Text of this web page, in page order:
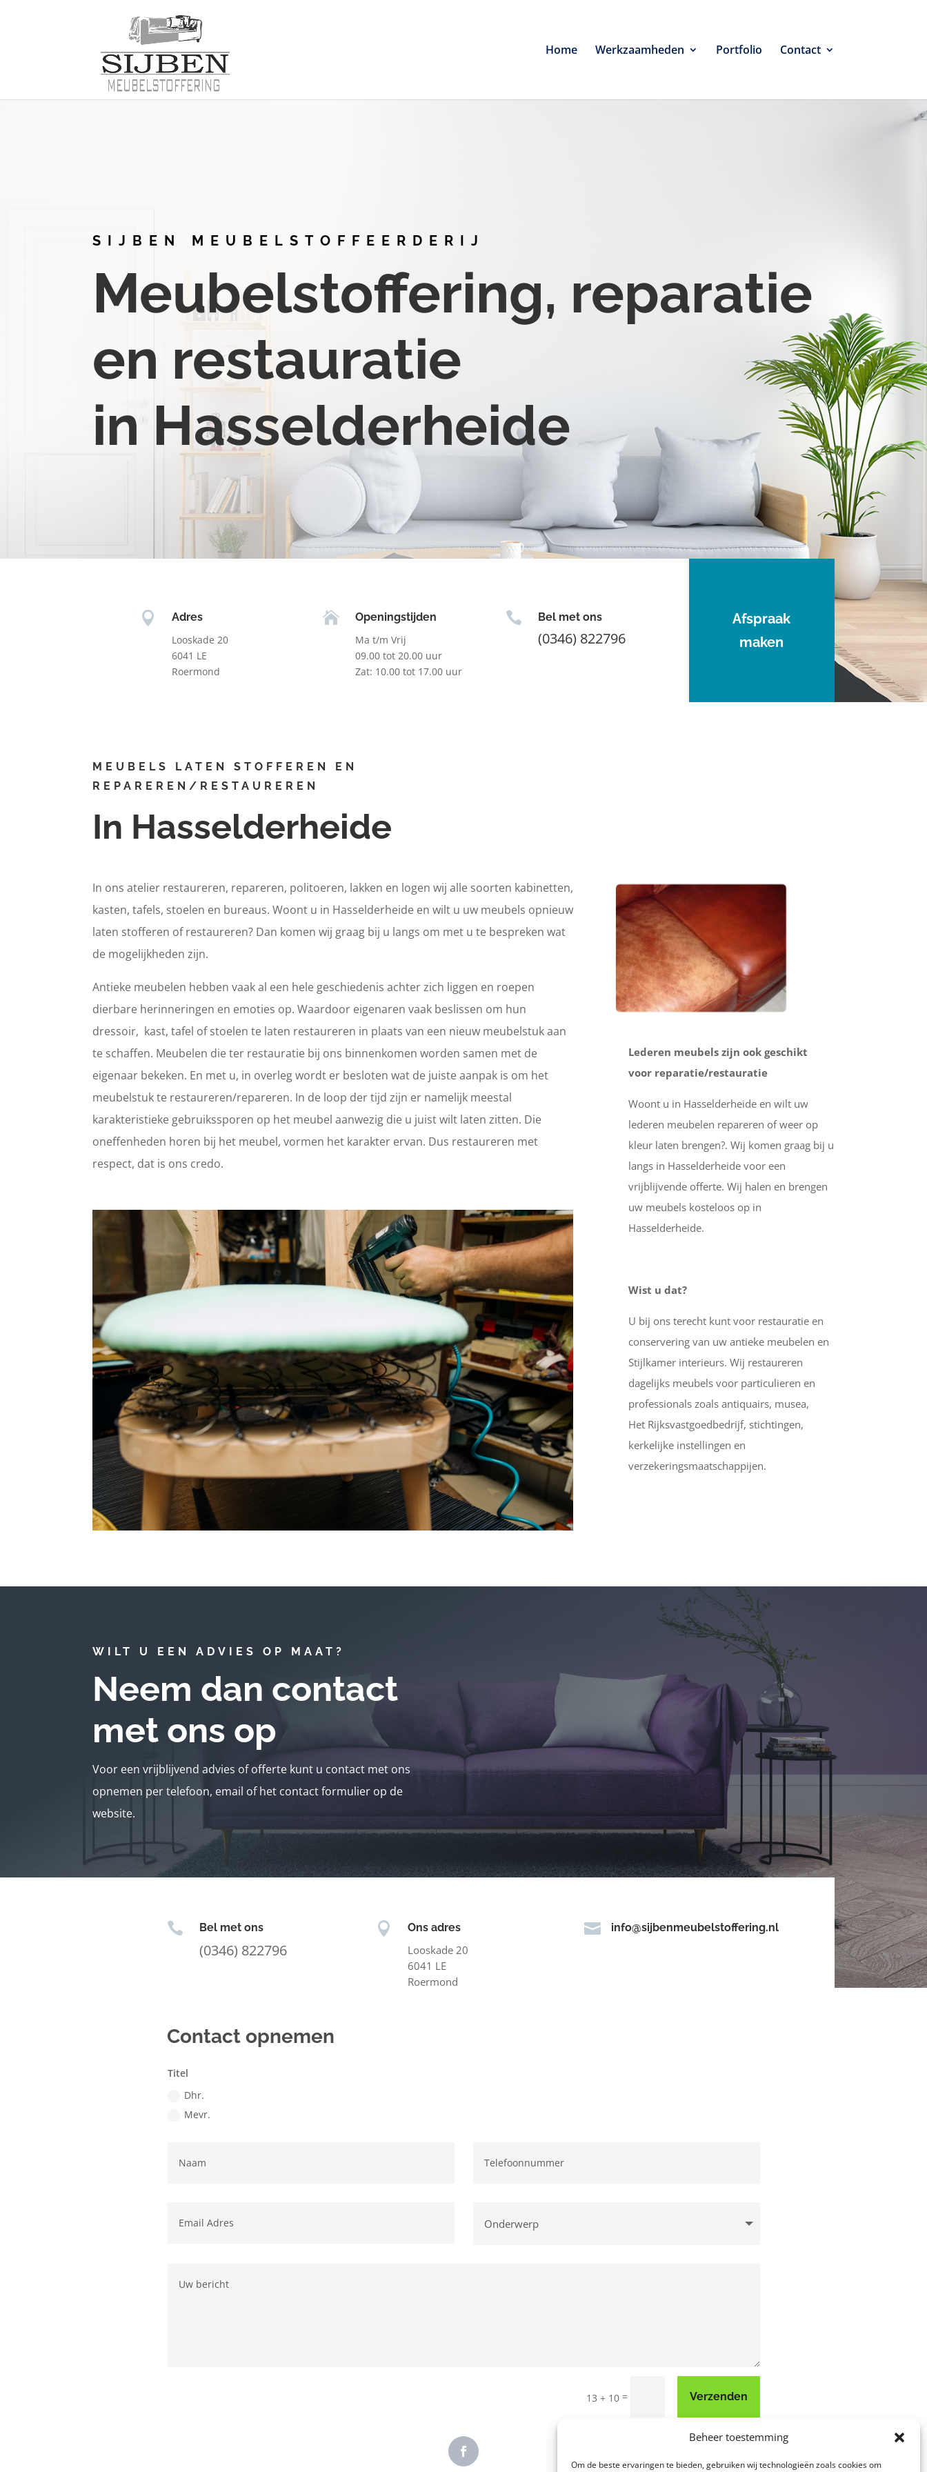
Beheer toestemming
Om de beste ervaringen te bieden, gebruiken wij technologieën zoals cookies om
Home Werkzaamheden Portfolio Contact
SIJBEN MEUBELSTOFFEERDERIJ
Meubelstoffering, reparatie
en restauratie
in Hasselderheide

Adres
Looskade 20
6041 LE
Roermond

Openingstijden
Ma t/m Vrij
09.00 tot 20.00 uur
Zat: 10.00 tot 17.00 uur
 Bel met ons
(0346) 822796
Afspraak
maken
MEUBELS LATEN STOFFEREN EN
REPAREREN/RESTAUREREN
In Hasselderheide
In ons atelier restaureren, repareren, politoeren, lakken en logen wij alle soorten kabinetten,
kasten, tafels, stoelen en bureaus. Woont u in Hasselderheide en wilt u uw meubels opnieuw
laten stofferen of restaureren? Dan komen wij graag bij u langs om met u te bespreken wat
de mogelijkheden zijn.
Antieke meubelen hebben vaak al een hele geschiedenis achter zich liggen en roepen
dierbare herinneringen en emoties op. Waardoor eigenaren vaak beslissen om hun
dressoir, kast, tafel of stoelen te laten restaureren in plaats van een nieuw meubelstuk aan
te schaffen. Meubelen die ter restauratie bij ons binnenkomen worden samen met de
eigenaar bekeken. En met u, in overleg wordt er besloten wat de juiste aanpak is om het
meubelstuk te restaureren/repareren. In de loop der tijd zijn er namelijk meestal
karakteristieke gebruikssporen op het meubel aanwezig die u juist wilt laten zitten. Die
oneffenheden horen bij het meubel, vormen het karakter ervan. Dus restaureren met
respect, dat is ons credo.
Lederen meubels zijn ook geschikt
voor reparatie/restauratie
Woont u in Hasselderheide en wilt uw
lederen meubelen repareren of weer op
kleur laten brengen?. Wij komen graag bij u
langs in Hasselderheide voor een
vrijblijvende offerte. Wij halen en brengen
uw meubels kosteloos op in
Hasselderheide.
Wist u dat?
U bij ons terecht kunt voor restauratie en
conservering van uw antieke meubelen en
Stijlkamer interieurs. Wij restaureren
dagelijks meubels voor particulieren en
professionals zoals antiquairs, musea,
Het Rijksvastgoedbedrijf, stichtingen,
kerkelijke instellingen en
verzekeringsmaatschappijen.
WILT U EEN ADVIES OP MAAT?
Neem dan contact
met ons op
Voor een vrijblijvend advies of offerte kunt u contact met ons
opnemen per telefoon, email of het contact formulier op de
website.
 Bel met ons
(0346) 822796
 Ons adres
Looskade 20
6041 LE
Roermond
 info@sijbenmeubelstoffering.nl
Contact opnemen
Titel
Dhr.
Mevr.
13 + 10 = Verzenden